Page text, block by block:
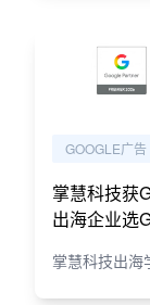
GOOGLE广告
掌慧科技获
出海企业选
掌慧科技出